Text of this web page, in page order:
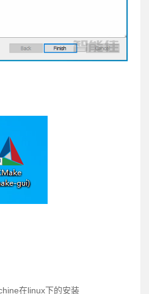
在linux下的安装